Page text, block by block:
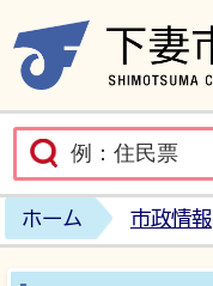
ホーム 市政情報